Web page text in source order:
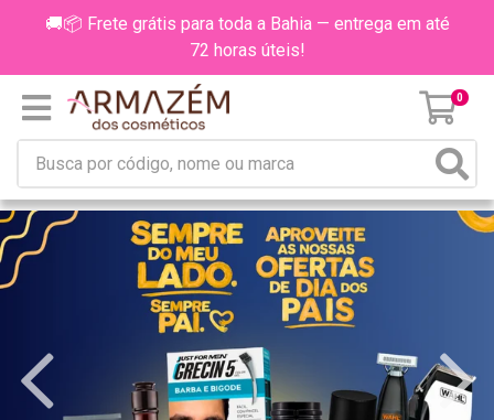
🚚📦 Frete grátis para toda a Bahia — entrega em até
72 horas úteis!
0